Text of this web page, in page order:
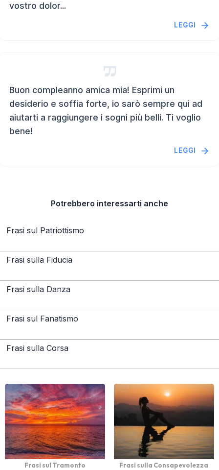
vostro dolor...
LEGGI
Buon compleanno amica mia! Esprimi un
desiderio e soffia forte, io sarò sempre qui ad
aiutarti a raggiungere i sogni più belli. Ti voglio
bene!
LEGGI
Potrebbero interessarti anche
Frasi sul Patriottismo
Frasi sulla Fiducia
Frasi sulla Danza
Frasi sul Fanatismo
Frasi sulla Corsa
Frasi sul Tramonto Frasi sulla Consapevolezza